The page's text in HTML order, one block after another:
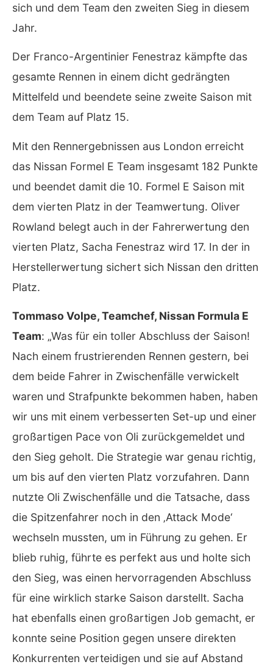
sich und dem Team den zweiten Sieg in diesem
Jahr.
Der Franco-Argentinier Fenestraz kämpfte das
gesamte Rennen in einem dicht gedrängten
Mittelfeld und beendete seine zweite Saison mit
dem Team auf Platz 15.
Mit den Rennergebnissen aus London erreicht
das Nissan Formel E Team insgesamt 182 Punkte
und beendet damit die 10. Formel E Saison mit
dem vierten Platz in der Teamwertung. Oliver
Rowland belegt auch in der Fahrerwertung den
vierten Platz, Sacha Fenestraz wird 17. In der in
Herstellerwertung sichert sich Nissan den dritten
Platz.
Tommaso Volpe, Teamchef, Nissan Formula E
Team: „Was für ein toller Abschluss der Saison!
Nach einem frustrierenden Rennen gestern, bei
dem beide Fahrer in Zwischenfälle verwickelt
waren und Strafpunkte bekommen haben, haben
wir uns mit einem verbesserten Set-up und einer
großartigen Pace von Oli zurückgemeldet und
den Sieg geholt. Die Strategie war genau richtig,
um bis auf den vierten Platz vorzufahren. Dann
nutzte Oli Zwischenfälle und die Tatsache, dass
die Spitzenfahrer noch in den ‚Attack Mode‘
wechseln mussten, um in Führung zu gehen. Er
blieb ruhig, führte es perfekt aus und holte sich
den Sieg, was einen hervorragenden Abschluss
für eine wirklich starke Saison darstellt. Sacha
hat ebenfalls einen großartigen Job gemacht, er
konnte seine Position gegen unsere direkten
Konkurrenten verteidigen und sie auf Abstand